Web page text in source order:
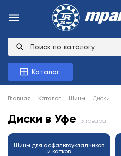
Каталог
Главная Каталог Шины Диски
Диски в Уфе 3 товара
Шины для асфальтоукладчиков
и катков